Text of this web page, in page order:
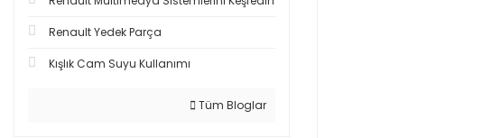
Renault Yedek Parça
Kışlık Cam Suyu Kullanımı
Tüm Bloglar